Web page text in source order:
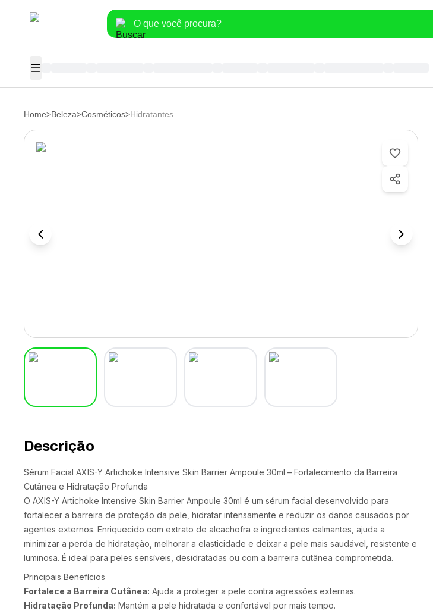
Home>Beleza>Cosméticos>Hidratantes
Descrição
Sérum Facial AXIS-Y Artichoke Intensive Skin Barrier Ampoule 30ml – Fortalecimento da Barreira
Cutânea e Hidratação Profunda
O AXIS-Y Artichoke Intensive Skin Barrier Ampoule 30ml é um sérum facial desenvolvido para
fortalecer a barreira de proteção da pele, hidratar intensamente e reduzir os danos causados por
agentes externos. Enriquecido com extrato de alcachofra e ingredientes calmantes, ajuda a
minimizar a perda de hidratação, melhorar a elasticidade e deixar a pele mais saudável, resistente e
luminosa. É ideal para peles sensíveis, desidratadas ou com a barreira cutânea comprometida.
Principais Benefícios
Fortalece a Barreira Cutânea: Ajuda a proteger a pele contra agressões externas.
Hidratação Profunda: Mantém a pele hidratada e confortável por mais tempo.